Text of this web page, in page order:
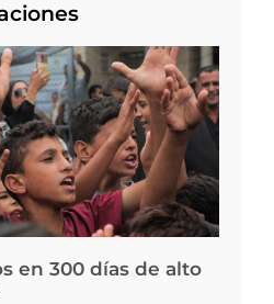
en 300 días de alto